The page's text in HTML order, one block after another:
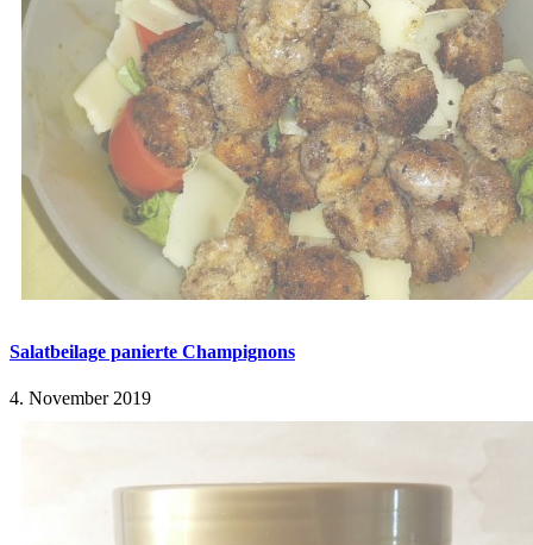
Salatbeilage panierte Champignons
4. November 2019